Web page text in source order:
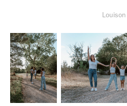
Louison